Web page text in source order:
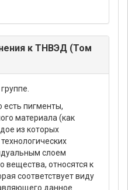
к ТНВЭД (Том
пигменты,
материала (как
из которых
слоем
вещества, относятся к
соответствует виду
данное